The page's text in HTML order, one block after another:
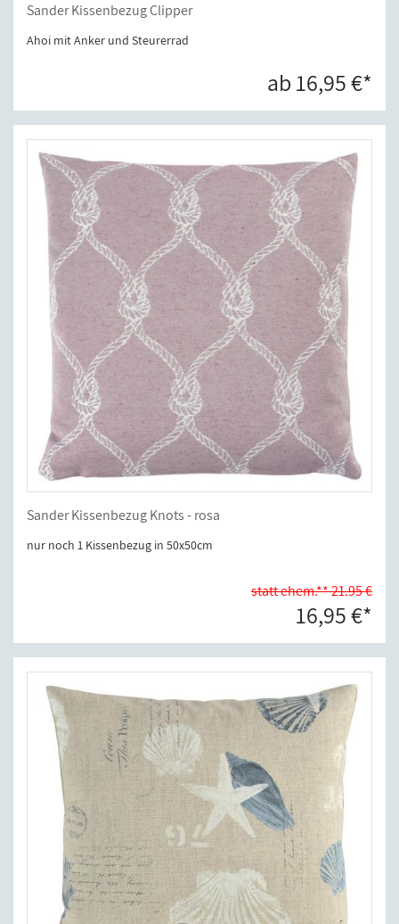
Sander Kissenbezug Clipper
Ahoi mit Anker und Steurerrad
ab 16,95 €*
Sander Kissenbezug Knots - rosa
nur noch 1 Kissenbezug in 50x50cm
statt ehem.** 21.95 €
16,95 €*